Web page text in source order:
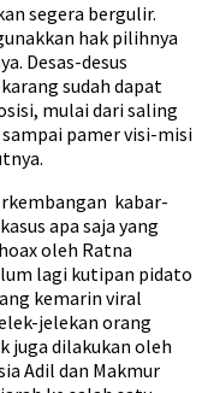
segera bergulir.
hak pilihnya
Desas-desus
sudah dapat
mulai dari saling
pamer visi-misi
kabar-
apa saja yang
oleh Ratna
lagi kutipan pidato
kemarin viral
jelekan orang
juga dilakukan oleh
Adil dan Makmur